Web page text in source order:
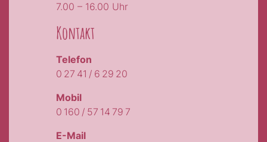
7.00 – 16.00 Uhr
Kontakt
Telefon
0 27 41 / 6 29 20
Mobil
0 160 / 57 14 79 7
E-Mail